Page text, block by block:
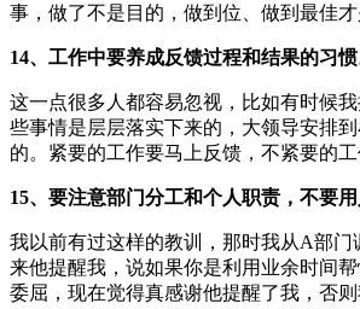
事，做了不是目的，做到位、做到最佳才
14、工作中要养成反馈过程和结果的习惯
这一点很多人都容易忽视，比如有时候
些事情是层层落实下来的，大领导安排
的。紧要的工作要马上反馈，不紧要的
15、要注意部门分工和个人职责，不要用
我以前有过这样的教训，那时我从A部
来他提醒我，说如果你是利用业余时间
委屈，现在觉得真感谢他提醒了我，否